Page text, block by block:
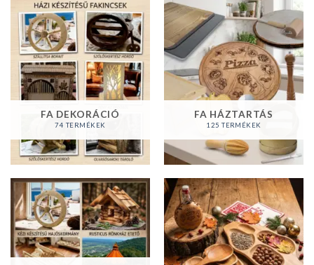
FA DEKORÁCIÓ
74 TERMÉKEK
FA HÁZTARTÁS
125 TERMÉKEK